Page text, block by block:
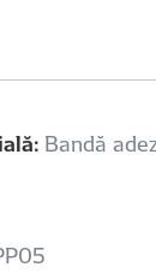
Bandă